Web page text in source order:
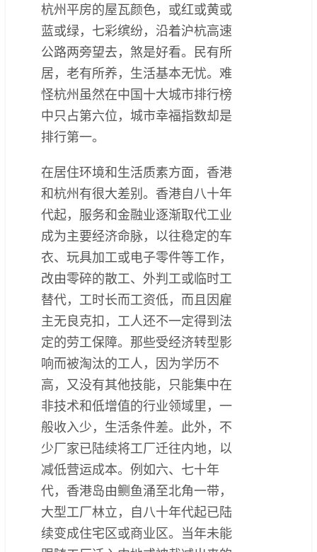
杭州平房的屋瓦颜色，或红或黄或
蓝或绿，七彩缤纷，沿着沪杭高速
公路两旁望去，煞是好看。民有所
居，老有所养，生活基本无忧。难
怪杭州虽然在中国十大城市排行榜
中只占第六位，城市幸福指数却是
排行第一。
在居住环境和生活质素方面，香港
和杭州有很大差别。香港自八十年
代起，服务和金融业逐渐取代工业
成为主要经济命脉，以往稳定的车
衣、玩具加工或电子零件等工作，
改由零碎的散工、外判工或临时工
替代，工时长而工资低，而且因雇
主无良克扣，工人还不一定得到法
定的劳工保障。那些受经济转型影
响而被淘汰的工人，因为学历不
高，又没有其他技能，只能集中在
非技术和低增值的行业领域里，一
般收入少，生活条件差。此外，不
少厂家已陆续将工厂迁往内地，以
减低营运成本。例如六、七十年
代，香港岛由鲗鱼涌至北角一带，
大型工厂林立，自八十年代起已陆
续变成住宅区或商业区。当年未能